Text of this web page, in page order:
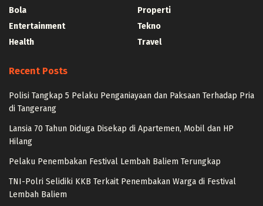
Bola
Entertainment
Health
Properti
Tekno
Travel
Recent Posts
Polisi Tangkap 5 Pelaku Penganiayaan dan Paksaan Terhadap Pria
di Tangerang
Lansia 70 Tahun Diduga Disekap di Apartemen, Mobil dan HP
Hilang
Pelaku Penembakan Festival Lembah Baliem Terungkap
TNI-Polri Selidiki KKB Terkait Penembakan Warga di Festival
Lembah Baliem